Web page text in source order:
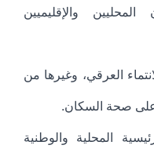
والإقليميين
العرقي، وغيرها من
على صحة السكان.
المحلية والوطنية